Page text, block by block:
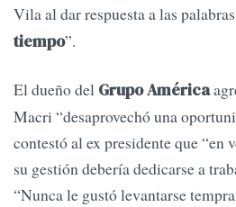
Vila al dar respuesta a las
tiempo”.
El dueño del Grupo América
Macri “desaprovechó una
contestó al ex presidente que “en
su gestión debería dedicarse a
“Nunca le gustó levantarse